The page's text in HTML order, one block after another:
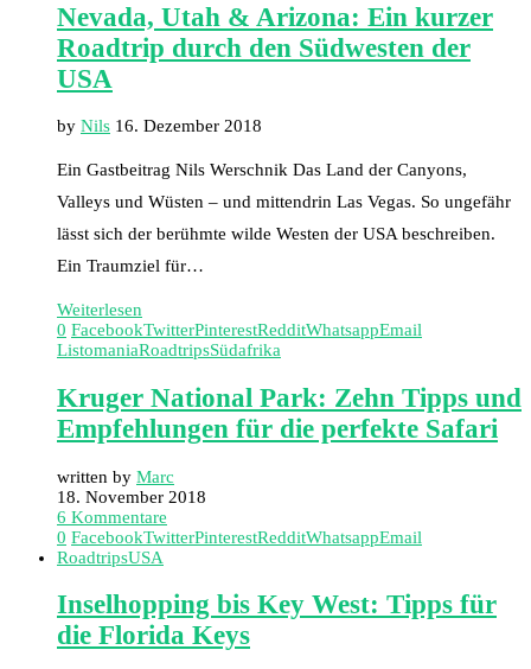
Nevada, Utah & Arizona: Ein kurzer
Roadtrip durch den Südwesten der
USA
by Nils 16. Dezember 2018
Ein Gastbeitrag Nils Werschnik Das Land der Canyons,
Valleys und Wüsten – und mittendrin Las Vegas. So ungefähr
lässt sich der berühmte wilde Westen der USA beschreiben.
Ein Traumziel für…
Weiterlesen
0 FacebookTwitterPinterestRedditWhatsappEmail
ListomaniaRoadtripsSüdafrika
Kruger National Park: Zehn Tipps und
Empfehlungen für die perfekte Safari
written by Marc
18. November 2018
6 Kommentare
0 FacebookTwitterPinterestRedditWhatsappEmail
RoadtripsUSA
Inselhopping bis Key West: Tipps für
die Florida Keys